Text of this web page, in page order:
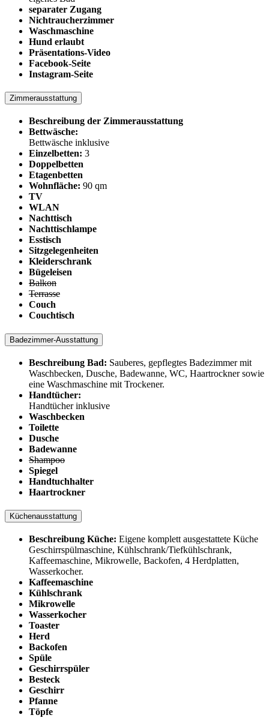
separater Zugang
Nichtraucherzimmer
Waschmaschine
Hund erlaubt
Präsentations-Video
Facebook-Seite
Instagram-Seite
Zimmerausstattung
Beschreibung der Zimmerausstattung
Bettwäsche:
Bettwäsche inklusive
Einzelbetten: 3
Doppelbetten
Etagenbetten
Wohnfläche: 90 qm
TV
WLAN
Nachttisch
Nachttischlampe
Esstisch
Sitzgelegenheiten
Kleiderschrank
Bügeleisen
Balkon
Terrasse
Couch
Couchtisch
Badezimmer-Ausstattung
Beschreibung Bad: Sauberes, gepflegtes Badezimmer mit
Waschbecken, Dusche, Badewanne, WC, Haartrockner sowie
eine Waschmaschine mit Trockener.
Handtücher:
Handtücher inklusive
Waschbecken
Toilette
Dusche
Badewanne
Shampoo
Spiegel
Handtuchhalter
Haartrockner
Küchenausstattung
Beschreibung Küche: Eigene komplett ausgestattete Küche
Geschirrspülmaschine, Kühlschrank/Tiefkühlschrank,
Kaffeemaschine, Mikrowelle, Backofen, 4 Herdplatten,
Wasserkocher.
Kaffeemaschine
Kühlschrank
Mikrowelle
Wasserkocher
Toaster
Herd
Backofen
Spüle
Geschirrspüler
Besteck
Geschirr
Pfanne
Töpfe